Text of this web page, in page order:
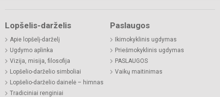
Lopšelis-darželis
Apie lopšelį-darželį
Ugdymo aplinka
Vizija, misija, filosofija
Lopšelio-darželio simboliai
Lopšelio-darželio dainelė – himnas
Tradiciniai renginiai
Paslaugos
Ikimokyklinis ugdymas
Priešmokyklinis ugdymas
PASLAUGOS
Vaikų maitinimas